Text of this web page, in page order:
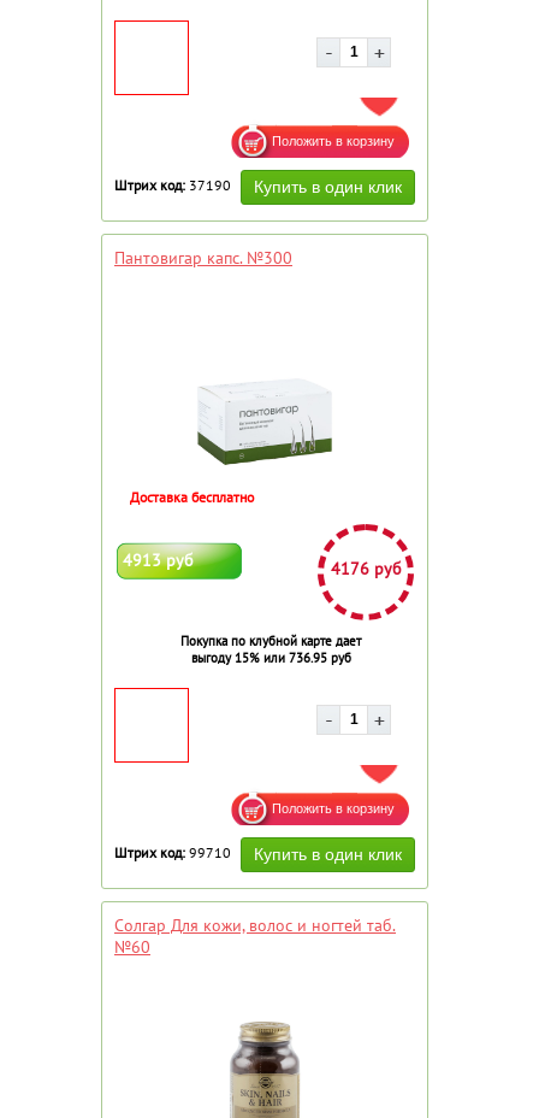
ДОБАВИТЬ В ИЗБРАННОЕ
Штрих код: 37190
Пантовигар капс. №300
4913 руб 4176 руб
Покупка по клубной карте дает
выгоду 15% или 736.95 руб
Доставка бесплатно
ДОБАВИТЬ В ИЗБРАННОЕ
Штрих код: 99710
Солгар Для кожи, волос и ногтей таб.
№60